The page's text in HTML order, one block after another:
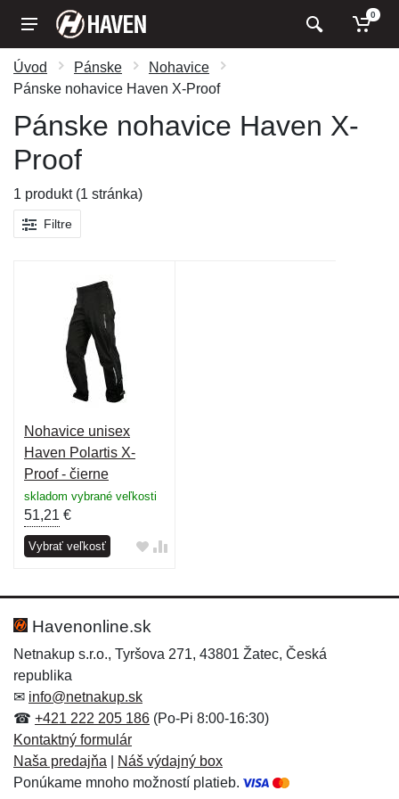
0
Úvod Pánske
Nohavice
Pánske nohavice Haven X-Proof
Pánske nohavice Haven X-
Proof
1 produkt (1 stránka)
Filtre
Nohavice unisex
Haven Polartis X-
Proof - čierne
skladom vybrané veľkosti
51,21 €
Vybrať veľkosť
Havenonline.sk
Netnakup s.r.o., Tyršova 271, 43801 Žatec, Česká
republika
✉ info@netnakup.sk
☎ +421 222 205 186 (Po-Pi 8:00-16:30)
Kontaktný formulár
Naša predajňa
Náš výdajný box
Ponúkame mnoho možností platieb.